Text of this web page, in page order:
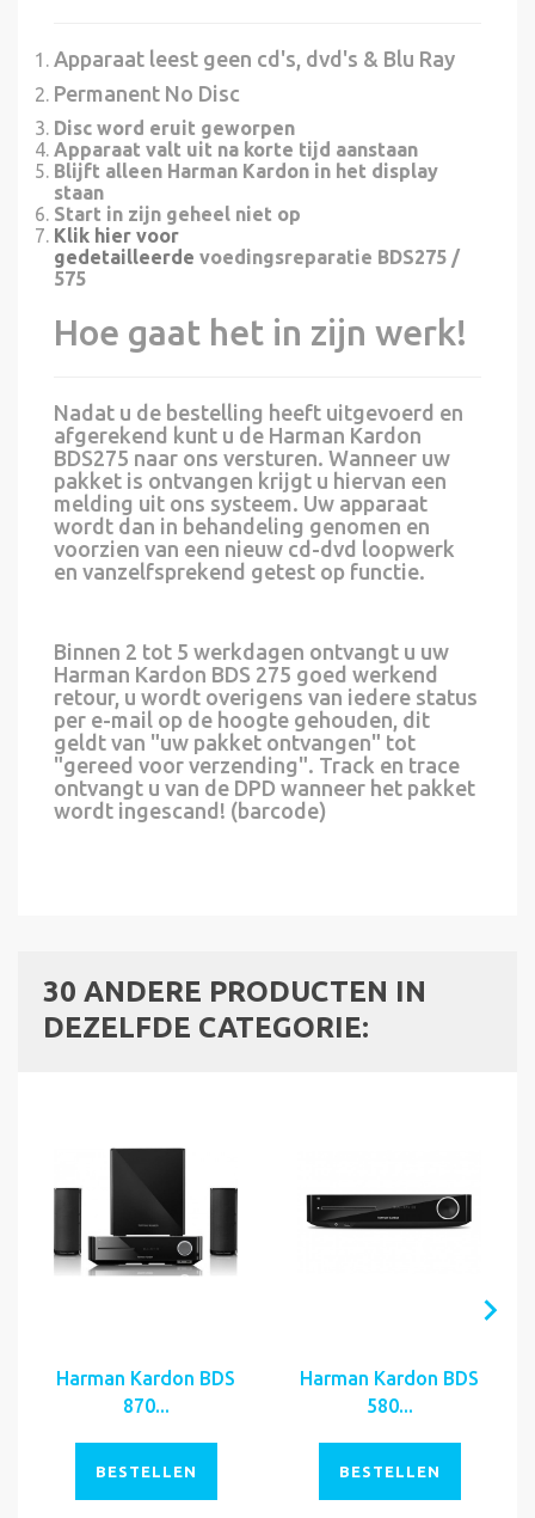
Apparaat leest geen cd's, dvd's & Blu Ray
Permanent No Disc
Disc word eruit geworpen
Apparaat valt uit na korte tijd aanstaan
Blijft alleen Harman Kardon in het display
staan
Start in zijn geheel niet op
Klik hier voor
gedetailleerde voedingsreparatie BDS275 /
575
Hoe gaat het in zijn werk!
Nadat u de bestelling heeft uitgevoerd en
afgerekend kunt u de Harman Kardon
BDS275 naar ons versturen. Wanneer uw
pakket is ontvangen krijgt u hiervan een
melding uit ons systeem. Uw apparaat
wordt dan in behandeling genomen en
voorzien van een nieuw cd-dvd loopwerk
en vanzelfsprekend getest op functie.
Binnen 2 tot 5 werkdagen ontvangt u uw
Harman Kardon BDS 275 goed werkend
retour, u wordt overigens van iedere status
per e-mail op de hoogte gehouden, dit
geldt van "uw pakket ontvangen" tot
"gereed voor verzending". Track en trace
ontvangt u van de DPD wanneer het pakket
wordt ingescand! (barcode)
30 ANDERE PRODUCTEN IN
DEZELFDE CATEGORIE:
Harman Kardon BDS
870...
BESTELLEN
Harman Kardon BDS
580...
BESTELLEN